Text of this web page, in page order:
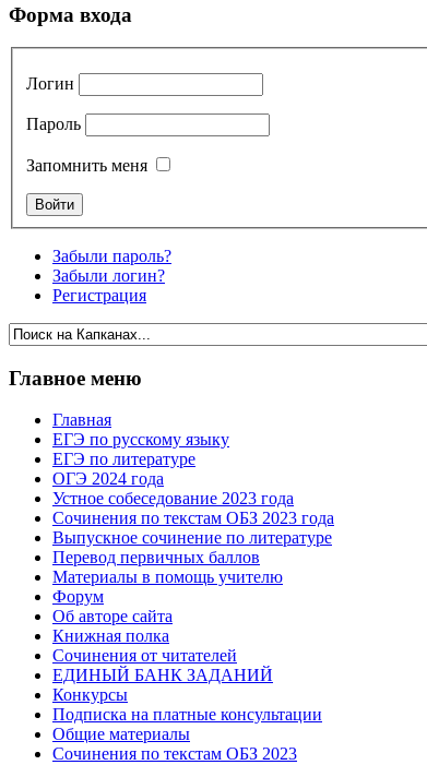
Форма входа
Логин
Пароль
Запомнить меня
Забыли пароль?
Забыли логин?
Регистрация
Главное меню
Главная
ЕГЭ по русскому языку
ЕГЭ по литературе
ОГЭ 2024 года
Устное собеседование 2023 года
Сочинения по текстам ОБЗ 2023 года
Выпускное сочинение по литературе
Перевод первичных баллов
Материалы в помощь учителю
Форум
Об авторе сайта
Книжная полка
Cочинения от читателей
ЕДИНЫЙ БАНК ЗАДАНИЙ
Конкурсы
Подписка на платные консультации
Общие материалы
Сочинения по текстам ОБЗ 2023